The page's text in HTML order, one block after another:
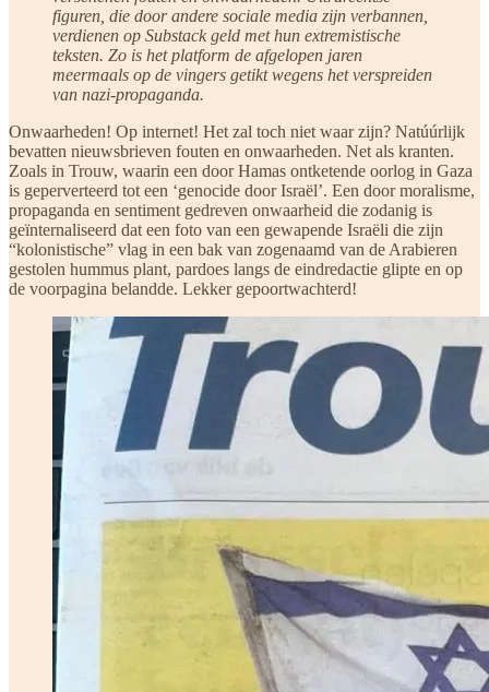
figuren, die door andere sociale media zijn verbannen,
verdienen op Substack geld met hun extremistische
teksten. Zo is het platform de afgelopen jaren
meermaals op de vingers getikt wegens het verspreiden
van nazi-propaganda.
Onwaarheden! Op internet! Het zal toch niet waar zijn? Natúúrlijk
bevatten nieuwsbrieven fouten en onwaarheden. Net als kranten.
Zoals in Trouw, waarin een door Hamas ontketende oorlog in Gaza
is geperverteerd tot een ‘genocide door Israël’. Een door moralisme,
propaganda en sentiment gedreven onwaarheid die zodanig is
geïnternaliseerd dat een foto van een gewapende Israëli die zijn
“kolonistische” vlag in een bak van zogenaamd van de Arabieren
gestolen hummus plant, pardoes langs de eindredactie glipte en op
de voorpagina belandde. Lekker gepoortwachterd!